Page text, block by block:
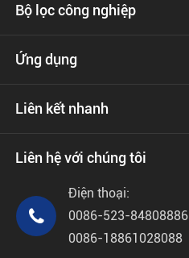
Bộ lọc công nghiệp
Ứng dụng
Liên kết nhanh
Liên hệ với chúng tôi

Điện thoại:
0086-523-84808886
0086-18861028088